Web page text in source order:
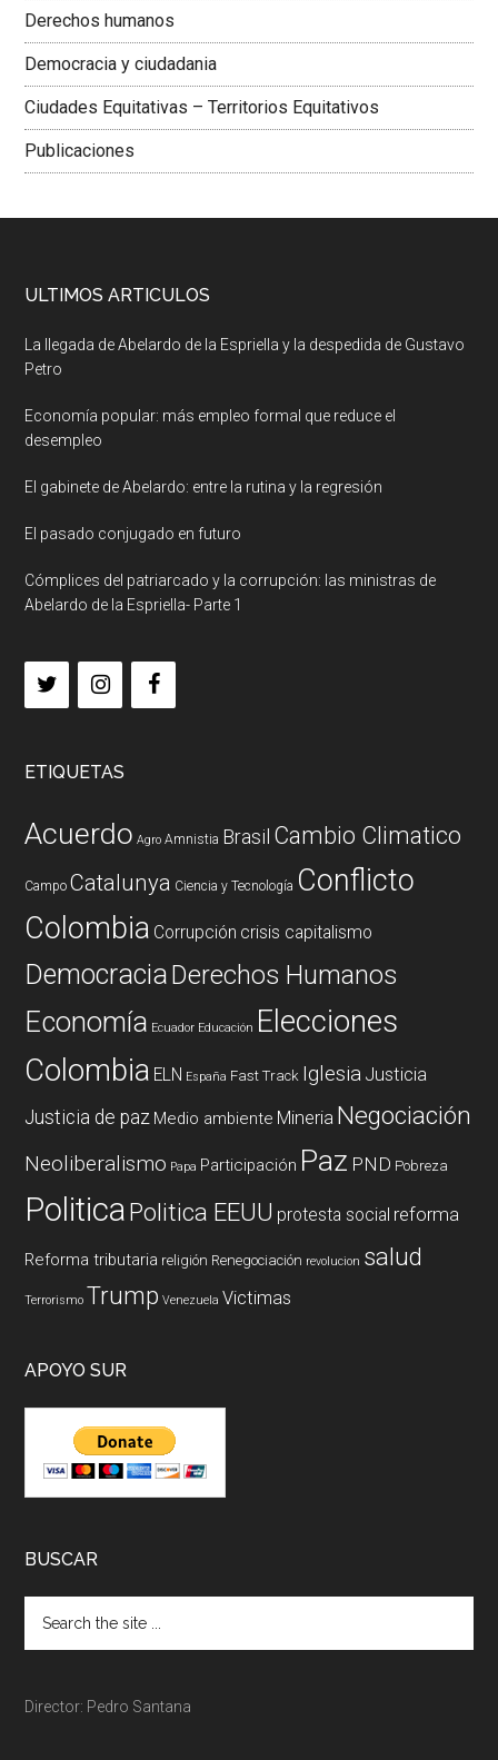
Derechos humanos
Democracia y ciudadania
Ciudades Equitativas – Territorios Equitativos
Publicaciones
ULTIMOS ARTICULOS
La llegada de Abelardo de la Espriella y la despedida de Gustavo
Petro
Economía popular: más empleo formal que reduce el
desempleo
El gabinete de Abelardo: entre la rutina y la regresión
El pasado conjugado en futuro
Cómplices del patriarcado y la corrupción: las ministras de
Abelardo de la Espriella- Parte 1
ETIQUETAS
Acuerdo Agro Amnistia Brasil Cambio Climatico
Campo Catalunya Ciencia y Tecnología Conflicto
Colombia Corrupción crisis capitalismo
DemocraciaDerechos Humanos
Economía Ecuador Educación Elecciones
Colombia ELN España Fast Track Iglesia Justicia
Justicia de paz Medio ambiente Mineria Negociación
Neoliberalismo Papa Participación Paz PND Pobreza
PoliticaPolitica EEUU protesta social reforma
Reforma tributaria religión Renegociación revolucion salud
Terrorismo Trump Venezuela Victimas
APOYO SUR
BUSCAR
Director: Pedro Santana